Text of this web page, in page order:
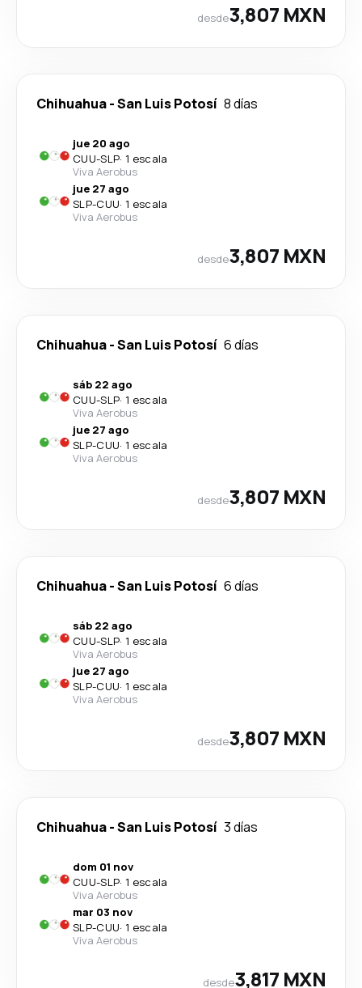
desde3,807 MXN
Chihuahua-San Luis Potosí 8 días
jue 20 ago
CUU-SLP· 1 escala
Viva Aerobus
jue 27 ago
SLP-CUU· 1 escala
Viva Aerobus
desde3,807 MXN
Chihuahua-San Luis Potosí 6 días
sáb 22 ago
CUU-SLP· 1 escala
Viva Aerobus
jue 27 ago
SLP-CUU· 1 escala
Viva Aerobus
desde3,807 MXN
Chihuahua-San Luis Potosí 6 días
sáb 22 ago
CUU-SLP· 1 escala
Viva Aerobus
jue 27 ago
SLP-CUU· 1 escala
Viva Aerobus
desde3,807 MXN
Chihuahua-San Luis Potosí 3 días
dom 01 nov
CUU-SLP· 1 escala
Viva Aerobus
mar 03 nov
SLP-CUU· 1 escala
Viva Aerobus
desde3,817 MXN